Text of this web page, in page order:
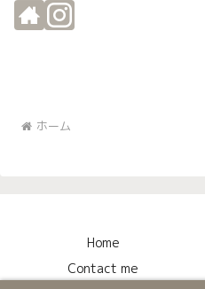
ホーム
Home
Contact me